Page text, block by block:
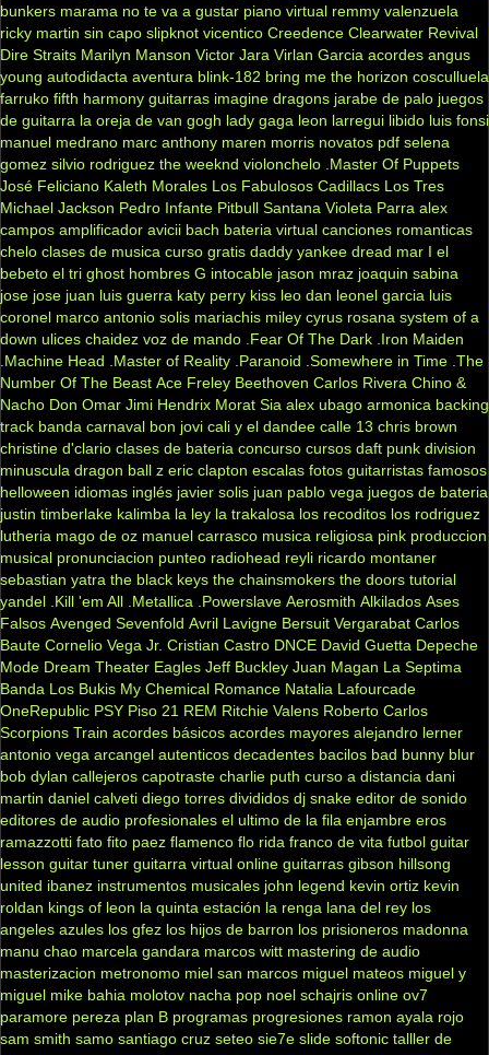
bunkers marama no te va a gustar piano virtual remmy valenzuela
ricky martin sin capo slipknot vicentico Creedence Clearwater Revival
Dire Straits Marilyn Manson Victor Jara Virlan Garcia acordes angus
young autodidacta aventura blink-182 bring me the horizon cosculluela
farruko fifth harmony guitarras imagine dragons jarabe de palo juegos
de guitarra la oreja de van gogh lady gaga leon larregui libido luis fonsi
manuel medrano marc anthony maren morris novatos pdf selena
gomez silvio rodriguez the weeknd violonchelo .Master Of Puppets
José Feliciano Kaleth Morales Los Fabulosos Cadillacs Los Tres
Michael Jackson Pedro Infante Pitbull Santana Violeta Parra alex
campos amplificador avicii bach bateria virtual canciones romanticas
chelo clases de musica curso gratis daddy yankee dread mar I el
bebeto el tri ghost hombres G intocable jason mraz joaquin sabina
jose jose juan luis guerra katy perry kiss leo dan leonel garcia luis
coronel marco antonio solis mariachis miley cyrus rosana system of a
down ulices chaidez voz de mando .Fear Of The Dark .Iron Maiden
.Machine Head
.Master of Reality .Paranoid .Somewhere in Time .The
Number Of The Beast Ace Freley Beethoven Carlos Rivera Chino &
Nacho Don Omar Jimi Hendrix Morat Sia alex ubago armonica backing
track banda carnaval bon jovi cali y el dandee calle 13 chris brown
christine d'clario clases de bateria concurso cursos daft punk division
minuscula dragon ball z eric clapton escalas fotos guitarristas famosos
helloween idiomas inglés javier solis juan pablo vega juegos de bateria
justin timberlake kalimba la ley la trakalosa los recoditos los rodriguez
lutheria mago de oz manuel carrasco musica religiosa pink produccion
musical pronunciacion punteo radiohead reyli ricardo montaner
sebastian yatra the black keys the chainsmokers the doors tutorial
yandel .Kill 'em All .Metallica .Powerslave Aerosmith Alkilados Ases
Falsos Avenged Sevenfold Avril Lavigne Bersuit Vergarabat Carlos
Baute Cornelio Vega Jr. Cristian Castro DNCE David Guetta Depeche
Mode Dream Theater Eagles Jeff Buckley Juan Magan La Septima
Banda Los Bukis My Chemical Romance Natalia Lafourcade
OneRepublic PSY Piso 21 REM Ritchie Valens Roberto Carlos
Scorpions Train acordes básicos acordes mayores alejandro lerner
antonio vega arcangel autenticos decadentes bacilos bad bunny blur
bob dylan callejeros capotraste charlie puth curso a distancia dani
martin daniel calveti diego torres divididos dj snake editor de sonido
editores de audio profesionales el ultimo de la fila enjambre eros
ramazzotti fato fito paez flamenco flo rida franco de vita futbol guitar
lesson guitar tuner guitarra virtual online guitarras gibson hillsong
united ibanez instrumentos musicales john legend kevin ortiz kevin
roldan kings of leon la quinta estación la renga lana del rey los
angeles azules los gfez los hijos de barron los prisioneros madonna
manu chao marcela gandara marcos witt mastering de audio
masterizacion metronomo miel san marcos miguel mateos miguel y
miguel mike bahia molotov nacha pop noel schajris online ov7
paramore pereza plan B programas progresiones ramon ayala rojo
sam smith samo santiago cruz seteo sie7e slide softonic talller de